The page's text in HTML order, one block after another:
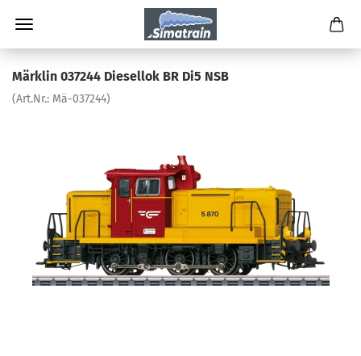
Märklin 037244 Diesellok BR Di5 NSB
(Art.Nr.: Mä-037244)